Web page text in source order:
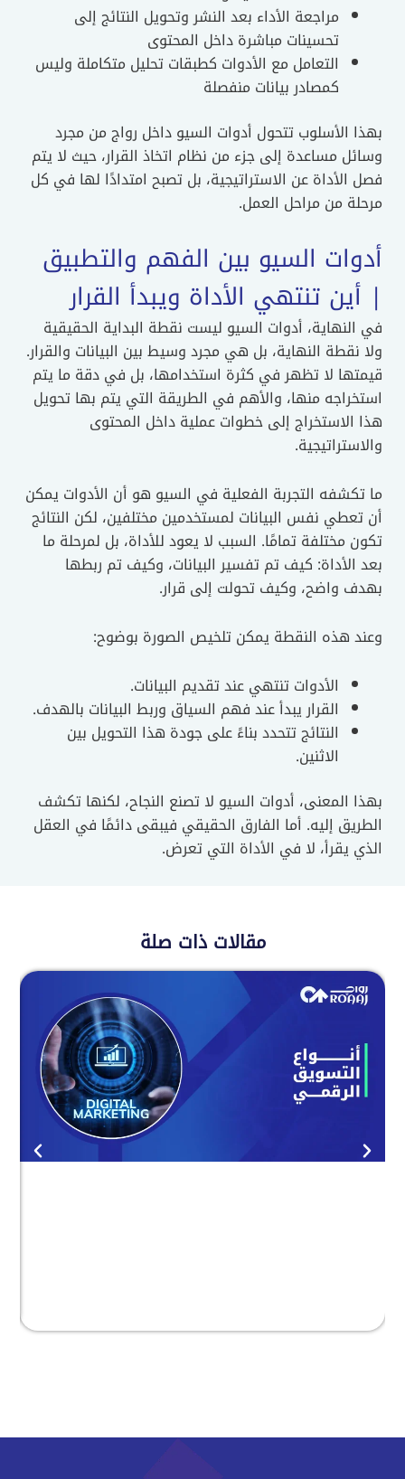
مراجعة الأداء بعد النشر وتحويل النتائج إلى
تحسينات مباشرة داخل المحتوى
التعامل مع الأدوات كطبقات تحليل متكاملة وليس
كمصادر بيانات منفصلة
الأسلوب تتحول أدوات السيو داخل رواج من مجرد
مساعدة إلى جزء من نظام اتخاذ القرار، حيث لا يتم
عن الاستراتيجية، بل تصبح امتدادًا لها في كل
من مراحل العمل.
السيو بين الفهم والتطبيق
تنتهي الأداة ويبدأ القرار
أدوات السيو ليست نقطة البداية الحقيقية
النهاية، بل هي مجرد وسيط بين البيانات والقرار.
لا تظهر في كثرة استخدامها، بل في دقة ما يتم
منها، والأهم في الطريقة التي يتم بها تحويل
الاستخراج إلى خطوات عملية داخل المحتوى
التجربة الفعلية في السيو هو أن الأدوات يمكن
نفس البيانات لمستخدمين مختلفين، لكن النتائج
مختلفة تمامًا. السبب لا يعود للأداة، بل لمرحلة ما
كيف تم تفسير البيانات، وكيف تم ربطها
واضح، وكيف تحولت إلى قرار.
هذه النقطة يمكن تلخيص الصورة بوضوح:
الأدوات تنتهي عند تقديم البيانات.
القرار يبدأ عند فهم السياق وربط البيانات بالهدف.
النتائج تتحدد بناءً على جودة هذا التحويل بين
المعنى، أدوات السيو لا تصنع النجاح، لكنها تكشف
إليه. أما الفارق الحقيقي فيبقى دائمًا في العقل
يقرأ، لا في الأداة التي تعرض.
مقالات ذات صلة